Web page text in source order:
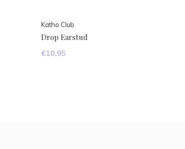
Katho Club
Drop Earstud
€10,95